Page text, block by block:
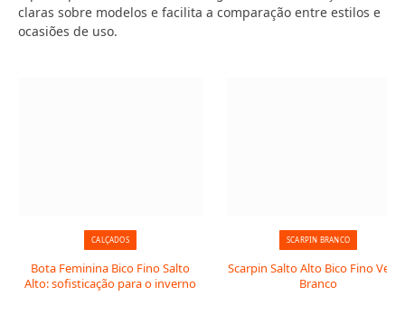
claras sobre modelos e facilita a comparação entre estilos e
ocasiões de uso.
CALÇADOS
Bota Feminina Bico Fino Salto
Alto: sofisticação para o inverno
SCARPIN BRANCO
Scarpin Salto Alto Bico Fino
Branco